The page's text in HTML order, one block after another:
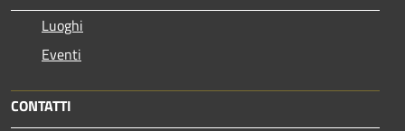
Luoghi
Eventi
CONTATTI